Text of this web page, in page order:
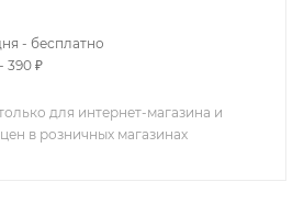
- бесплатно
390 ₽
для интернет-магазина и
в розничных магазинах